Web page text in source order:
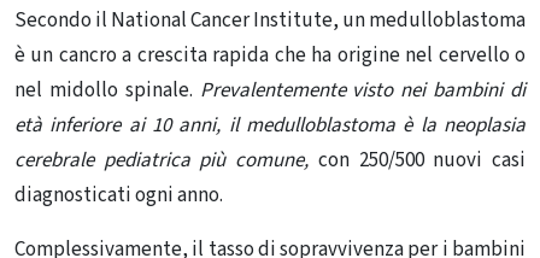
Secondo il National Cancer Institute, un medulloblastoma
è un cancro a crescita rapida che ha origine nel cervello o
nel midollo spinale. Prevalentemente visto nei bambini di
età inferiore ai 10 anni, il medulloblastoma è la neoplasia
cerebrale pediatrica più comune, con 250/500 nuovi casi
diagnosticati ogni anno.
Complessivamente, il tasso di sopravvivenza per i bambini